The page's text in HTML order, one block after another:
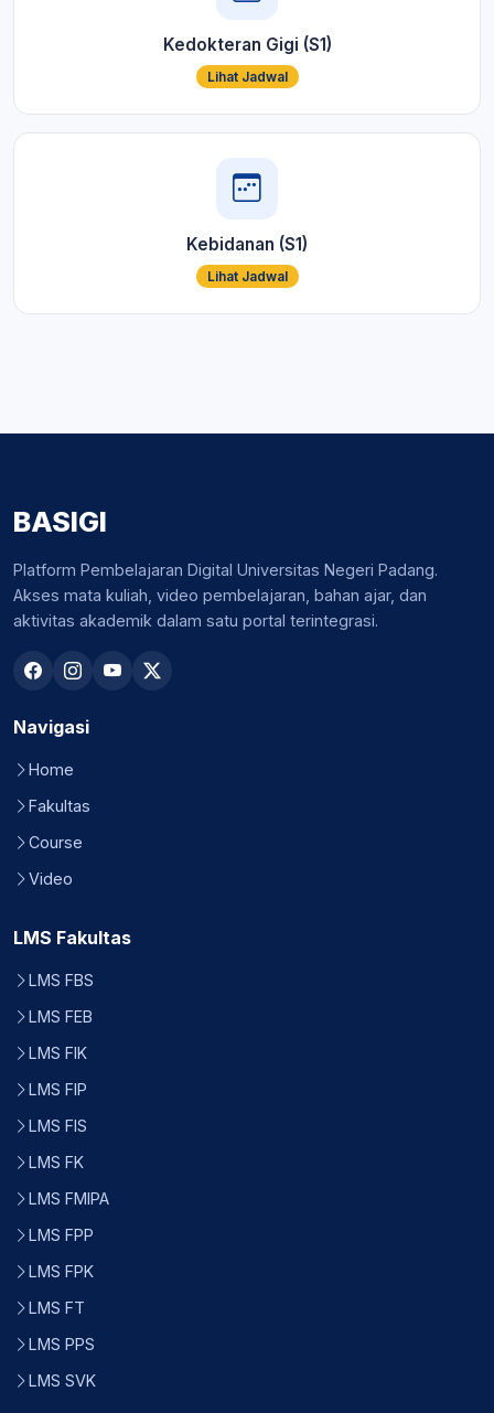
Kedokteran Gigi (S1)
Lihat Jadwal
Kebidanan (S1)
Lihat Jadwal
BASIGI
Platform Pembelajaran Digital Universitas Negeri Padang.
Akses mata kuliah, video pembelajaran, bahan ajar, dan
aktivitas akademik dalam satu portal terintegrasi.
Navigasi
Home
Fakultas
Course
Video
LMS Fakultas
LMS FBS
LMS FEB
LMS FIK
LMS FIP
LMS FIS
LMS FK
LMS FMIPA
LMS FPP
LMS FPK
LMS FT
LMS PPS
LMS SVK